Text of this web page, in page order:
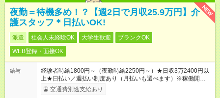
NEW
夜勤＝待機多め！？【週2日で月収25.9万円】介
護スタッフ＊日払いOK!
派遣 社会人未経験OK 大学生歓迎
ブランクOK
WEB登録・面接OK
給与
経験者時給1800円～（夜勤時給2250円～）★日収3万2400円以
上★日払い／週払い制度あり（月払いも選べます）※稼働開始時
は手続き完了次第のお支払いとなります。
交通費別途支給あり